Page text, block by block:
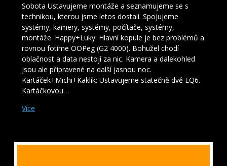
Sobota Ustavujeme montáže a seznamujeme se s
technikou, kterou jsme letos dostali. Spojujeme
systémy, kamery, systémy, počítače, systémy,
montáže. Happy+Luky: Hlavní kopule je bez problémů a
rovnou fotíme OOPeg (G2 4000). Bohužel chodí
oblačnost a data nestojí za nic. Kamera a dalekohled
jsou ale připravené na další jasnou noc.
Kartáček+Michi+Kaklík: Ustavujeme statečně dvě EQ6.
Kartáčkovou…
Více